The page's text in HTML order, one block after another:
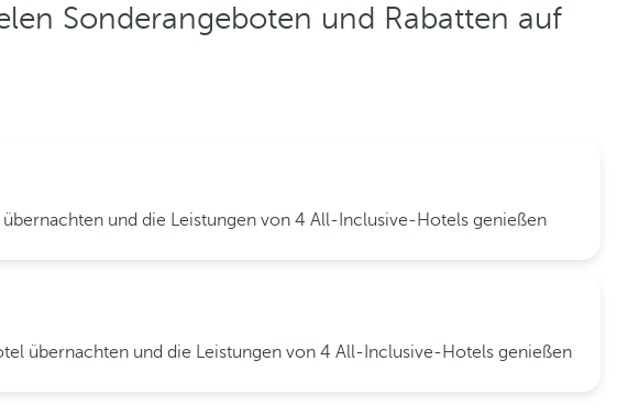
Sonderangeboten und Rabatten auf
übernachten und die Leistungen von 4 All-Inclusive-Hotels genießen
übernachten und die Leistungen von 4 All-Inclusive-Hotels genießen